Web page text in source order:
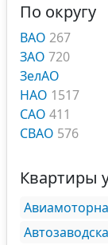
По округу
ВАО 267
ЗАО 720
ЗелАО
НАО 1517
САО 411
СВАО 576
Квартиры